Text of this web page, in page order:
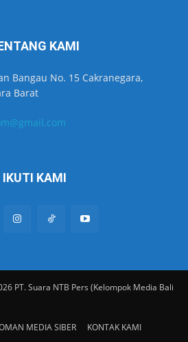
KAMI
Bangau No. 15 Cakranegara,
Barat
IKUTI KAMI
PT. Suara NTB Pers (Kelompok Media Bali
MEDIA SIBER KONTAK KAMI